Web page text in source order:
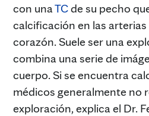
con unaTCde su pecho
calcificación en las
corazón. Suele ser una
combina una serie de
cuerpo. Si se encuentra
médicos generalmente no
exploración, explica el Dr.